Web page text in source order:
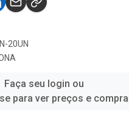
20UN
Faça seu login ou
para ver preços e